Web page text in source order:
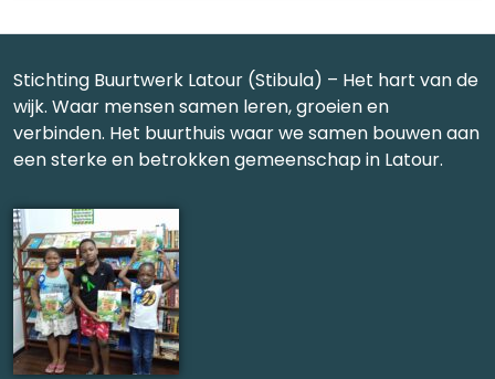
Stichting Buurtwerk Latour (Stibula) – Het hart van de
wijk. Waar mensen samen leren, groeien en
verbinden. Het buurthuis waar we samen bouwen aan
een sterke en betrokken gemeenschap in Latour.